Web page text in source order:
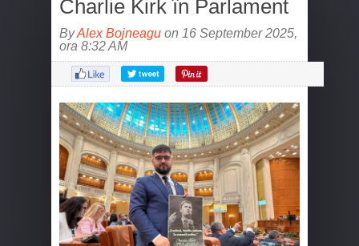
Charlie Kirk în Parlament
ByAlex Bojneagu on 16 September 2025,
ora 8:32 AM